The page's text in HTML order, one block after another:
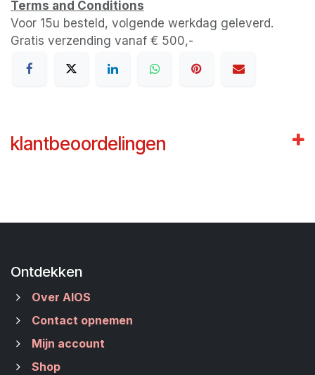
Terms and Conditions
Voor 15u besteld, volgende werkdag geleverd.
Gratis verzending vanaf € 500,-
klantbeoordelingen
Ontdekken
Over AIOS
Contact opnemen
Mijn account
Shop